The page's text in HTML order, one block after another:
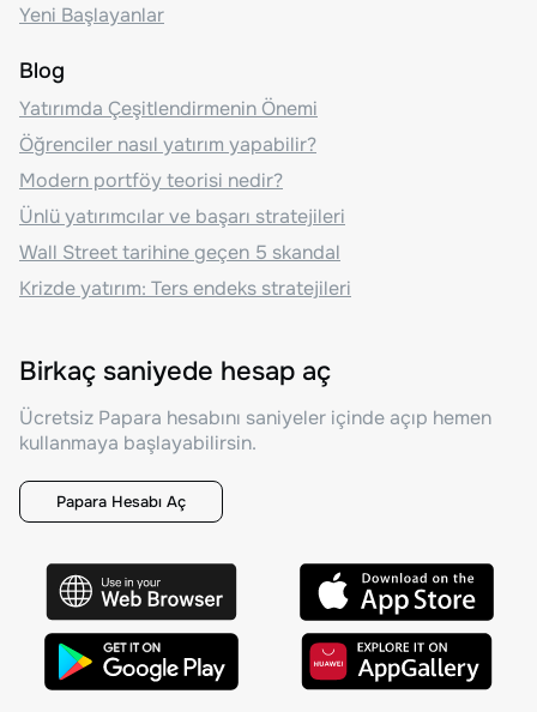
Yeni Başlayanlar
Blog
Yatırımda Çeşitlendirmenin Önemi
Öğrenciler nasıl yatırım yapabilir?
Modern portföy teorisi nedir?
Ünlü yatırımcılar ve başarı stratejileri
Wall Street tarihine geçen 5 skandal
Krizde yatırım: Ters endeks stratejileri
Birkaç saniyede hesap aç
Ücretsiz Papara hesabını saniyeler içinde açıp hemen
kullanmaya başlayabilirsin.
Papara Hesabı Aç